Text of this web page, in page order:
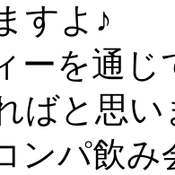
すよ♪
ーを通
ばと思い
ンパ飲